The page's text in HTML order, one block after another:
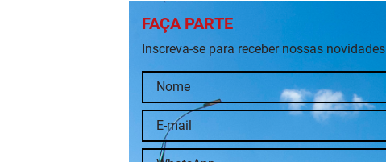
FAÇA PARTE
Inscreva-se para receber nossas novidades